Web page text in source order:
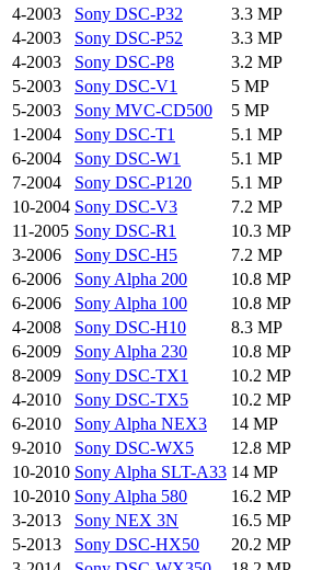
4-2003
Sony DSC-P32 3.3 MP
4-2003
Sony DSC-P52 3.3 MP
4-2003
Sony DSC-P8 3.2 MP
5-2003
Sony DSC-V1 5 MP
5-2003
Sony MVC-CD500 5 MP
1-2004
Sony DSC-T1 5.1 MP
6-2004
Sony DSC-W1 5.1 MP
7-2004
Sony DSC-P120 5.1 MP
10-2004 Sony DSC-V3 7.2 MP
11-2005 Sony DSC-R1 10.3 MP
3-2006
Sony DSC-H5 7.2 MP
6-2006
Sony Alpha 200 10.8 MP
6-2006
Sony Alpha 100 10.8 MP
4-2008
Sony DSC-H10 8.3 MP
6-2009
Sony Alpha 230 10.8 MP
8-2009
Sony DSC-TX1 10.2 MP
4-2010
Sony DSC-TX5 10.2 MP
6-2010
Sony Alpha NEX3 14 MP
9-2010
Sony DSC-WX5 12.8 MP
10-2010 Sony Alpha SLT-A33 14 MP
10-2010 Sony Alpha 580 16.2 MP
3-2013
Sony NEX 3N 16.5 MP
5-2013
Sony DSC-HX50 20.2 MP